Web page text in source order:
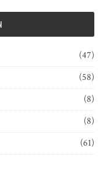
(47)
(58)
(8)
(8)
(61)